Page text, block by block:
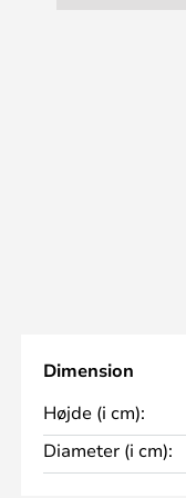
Dimension
Højde (i cm):
Diameter (i cm):